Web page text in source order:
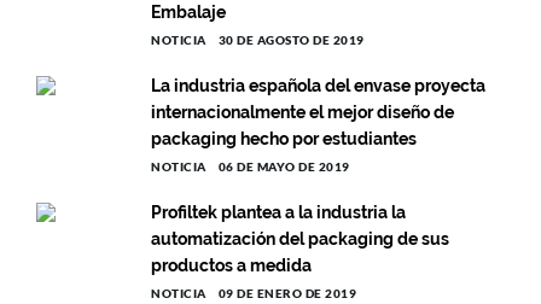
Embalaje
NOTICIA 30 DE AGOSTO DE 2019
La industria española del envase proyecta
internacionalmente el mejor diseño de
packaging hecho por estudiantes
NOTICIA 06 DE MAYO DE 2019
Profiltek plantea a la industria la
automatización del packaging de sus
productos a medida
NOTICIA 09 DE ENERO DE 2019